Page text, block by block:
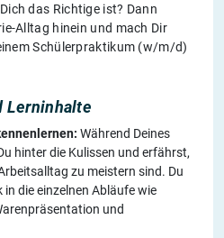
das Richtige ist? Dann
Alltag hinein und mach Dir
Schülerpraktikum (w/m/d)
Lerninhalte
Während Deines
hinter die Kulissen und erfährst,
zu meistern sind. Du
die einzelnen Abläufe wie
und